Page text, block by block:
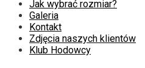
Jak wybrać rozmiar?
Galeria
Kontakt
Zdjęcia naszych klientów
Klub Hodowcy